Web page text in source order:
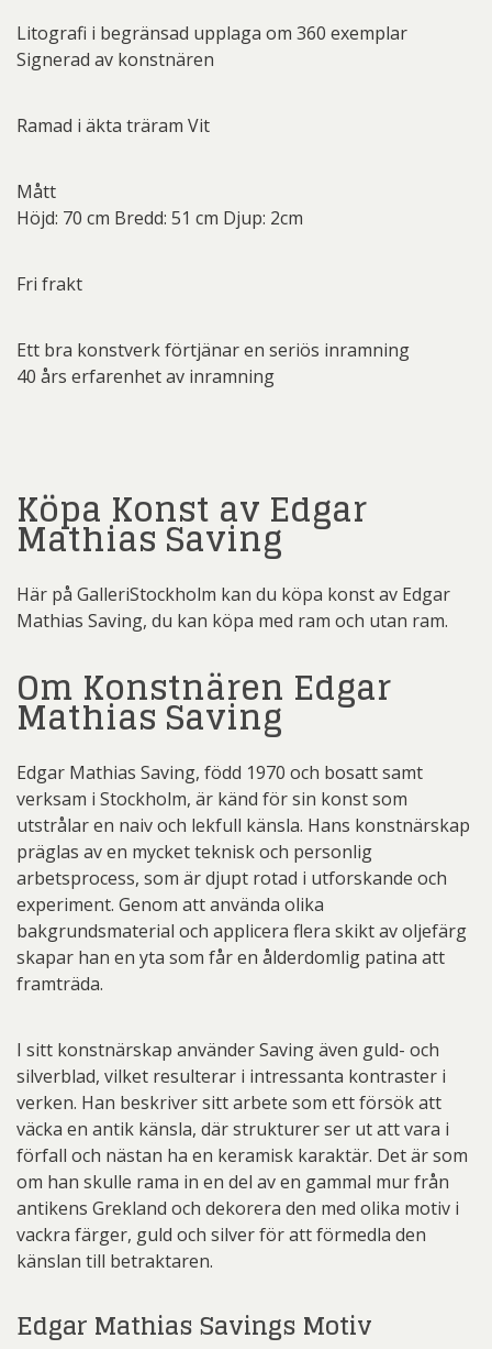
Litografi i begränsad upplaga om 360 exemplar
Signerad av konstnären
Ramad i äkta träram Vit
Mått
Höjd: 70 cm Bredd: 51 cm Djup: 2cm
Fri frakt
Ett bra konstverk förtjänar en seriös inramning
40 års erfarenhet av inramning
Köpa Konst av Edgar
Mathias Saving
Här på GalleriStockholm kan du köpa konst av Edgar
Mathias Saving, du kan köpa med ram och utan ram.
Om Konstnären Edgar
Mathias Saving
Edgar Mathias Saving, född 1970 och bosatt samt
verksam i Stockholm, är känd för sin konst som
utstrålar en naiv och lekfull känsla. Hans konstnärskap
präglas av en mycket teknisk och personlig
arbetsprocess, som är djupt rotad i utforskande och
experiment. Genom att använda olika
bakgrundsmaterial och applicera flera skikt av oljefärg
skapar han en yta som får en ålderdomlig patina att
framträda.
I sitt konstnärskap använder Saving även guld- och
silverblad, vilket resulterar i intressanta kontraster i
verken. Han beskriver sitt arbete som ett försök att
väcka en antik känsla, där strukturer ser ut att vara i
förfall och nästan ha en keramisk karaktär. Det är som
om han skulle rama in en del av en gammal mur från
antikens Grekland och dekorera den med olika motiv i
vackra färger, guld och silver för att förmedla den
känslan till betraktaren.
Edgar Mathias Savings Motiv